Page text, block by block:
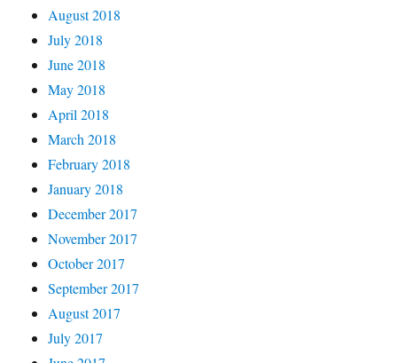
August 2018
July 2018
June 2018
May 2018
April 2018
March 2018
February 2018
January 2018
December 2017
November 2017
October 2017
September 2017
August 2017
July 2017